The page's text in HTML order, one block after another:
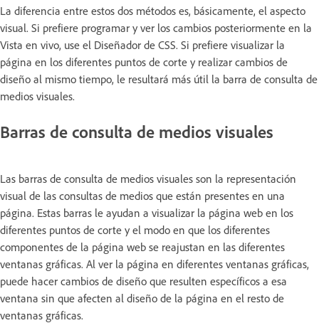
La diferencia entre estos dos métodos es, básicamente, el aspecto
visual. Si prefiere programar y ver los cambios posteriormente en la
Vista en vivo, use el Diseñador de CSS. Si prefiere visualizar la
página en los diferentes puntos de corte y realizar cambios de
diseño al mismo tiempo, le resultará más útil la barra de consulta de
medios visuales.
Barras de consulta de medios visuales
Las barras de consulta de medios visuales son la representación
visual de las consultas de medios que están presentes en una
página. Estas barras le ayudan a visualizar la página web en los
diferentes puntos de corte y el modo en que los diferentes
componentes de la página web se reajustan en las diferentes
ventanas gráficas. Al ver la página en diferentes ventanas gráficas,
puede hacer cambios de diseño que resulten específicos a esa
ventana sin que afecten al diseño de la página en el resto de
ventanas gráficas.